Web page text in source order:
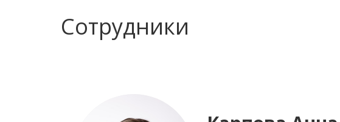
Сотрудники